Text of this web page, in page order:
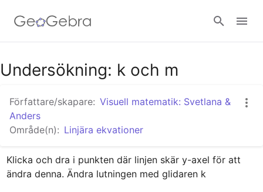
Google Classroom - Interaktiva lektioner
GeoGebra Classroom - Interaktiva lektioner
Undersökning: k och m
Författare/skapare: Visuell matematik: Svetlana &
Anders
Område(n): Linjära ekvationer
Klicka och dra i punkten där linjen skär y-axel för att
ändra denna. Ändra lutningen med glidaren k